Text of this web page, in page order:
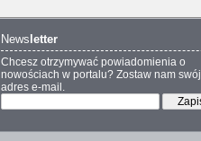
News letter
Chcesz otrzymywać powiadomienia o
nowościach w portalu? Zostaw nam swój
adres e-mail.